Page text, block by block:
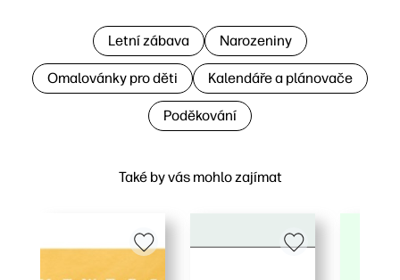
Také by vás mohlo zajímat
Letní zábava Narozeniny
Omalovánky pro děti Kalendáře a plánovače
Poděkování